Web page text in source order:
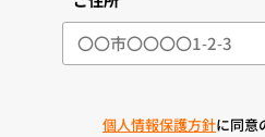
個人情報保護方針に同意